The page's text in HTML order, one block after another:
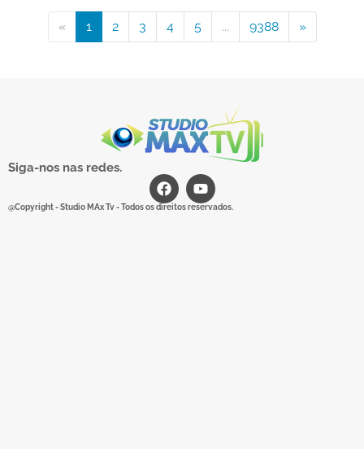
« 1 2 3 4 5 ... 9388 »
Siga-nos nas redes.
@Copyright - Studio MAx Tv - Todos os direitos reservados.